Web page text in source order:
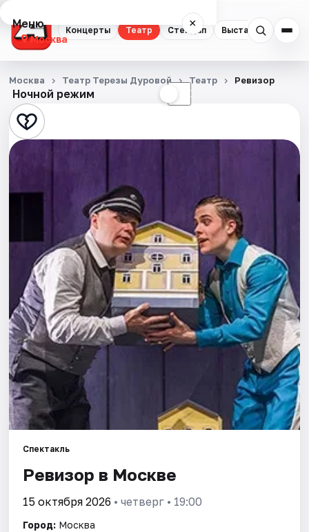
Концерты Театр Стендап Выставки
Меню ×
Москва
Концерты
Театр
Стендап
Выставки
Спорт
События
Города
Площадки
Артисты
Ночной режим ☾
Москва Театр Терезы Дуровой Театр Ревизор
Спектакль
Ревизор в Москве
15 октября 2026 • четверг • 19:00
Город: Москва